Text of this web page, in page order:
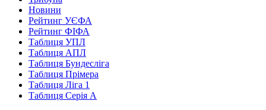
Новини
Рейтинг УЄФА
Рейтинг ФІФА
Таблиця УПЛ
Таблиця АПЛ
Таблиця Бундесліга
Таблиця Прімера
Таблиця Ліга 1
Таблиця Серія А